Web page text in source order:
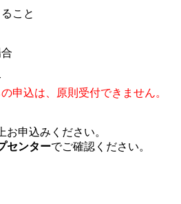
こと
申込は、原則受付できません。
お申込みください。
センターでご確認ください。